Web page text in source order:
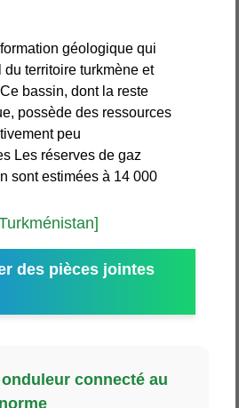
géologique qui
territoire turkmène et
bassin, dont la reste
possède des ressources
peu
Les réserves de gaz
sont estimées à 14 000
des pièces jointes
connecté au